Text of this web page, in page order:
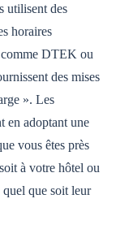
utilisent des
horaires
comme DTEK ou
des mises
». Les
en adoptant une
vous êtes près
à votre hôtel ou
que soit leur